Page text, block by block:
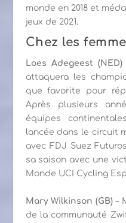
monde en 2018 et
jeux de 2021.
Chez les
Loes Adegeest (NED)
attaquera les
que favorite pour
Après plusieurs
équipes
lancée dans le circuit
avec FDJ Suez
sa saison avec une
Monde UCI Cycling
Mary Wilkinson (GB) –
de la communauté